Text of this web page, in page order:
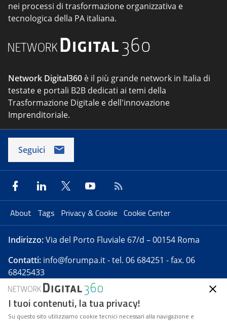
nei processi di trasformazione organizzativa e
tecnologica della PA italiana.
Network Digital360 è il più grande network in Italia di
testate e portali B2B dedicati ai temi della
Trasformazione Digitale e dell'innovazione
Imprenditoriale.
Seguici
About Tags Privacy & Cookie Cookie Center
Indirizzo:Via del Porto Fluviale 67/d – 00154 Roma
Contatti: info@forumpa.it- tel. 06 684251 - fax. 06
68425433
Forumpa.itè una pubblicazione telematica iscritta
presso Registro della stampa del Tribunale di Roma -
I tuoi contenuti, la tua privacy!
Su questo sito utilizziamo cookie tecnici necessari alla navigazione e